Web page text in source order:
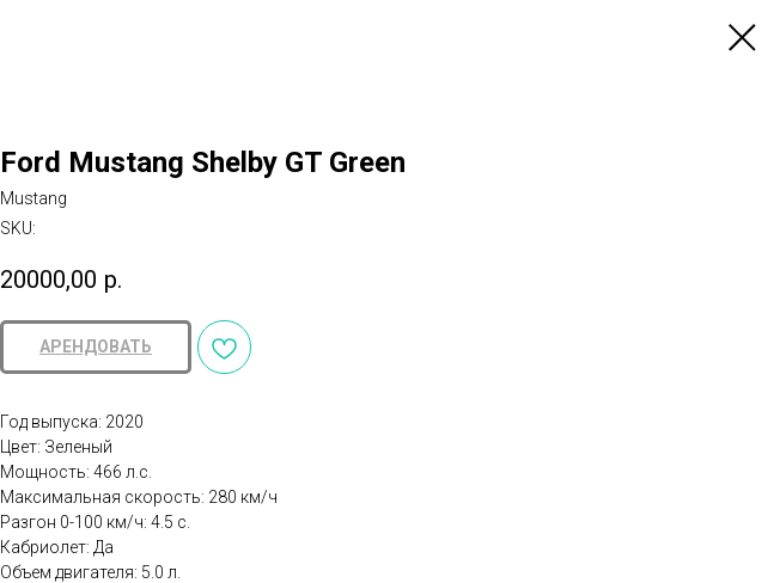
Ford Mustang Shelby GT Green
Mustang
SKU:
20000,00 р.
АРЕНДОВАТЬ
Год выпуска: 2020
Цвет: Зеленый
Мощность: 466 л.с.
Максимальная скорость: 280 км/ч
Разгон 0-100 км/ч: 4.5 с.
Кабриолет: Да
Объем двигателя: 5.0 л.